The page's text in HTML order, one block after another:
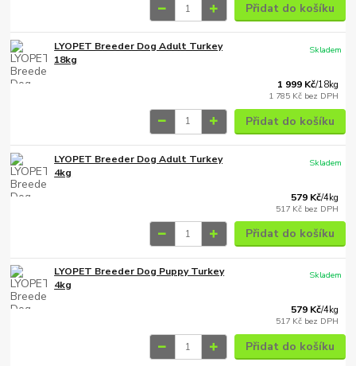
Přidat do košíku
LYOPET Breeder Dog Adult Turkey
18kg
1 999 Kč/18kg
1 785 Kč bez DPH
Skladem
Přidat do košíku
LYOPET Breeder Dog Adult Turkey
4kg
579 Kč/4kg
517 Kč bez DPH
Skladem
Přidat do košíku
LYOPET Breeder Dog Puppy Turkey
4kg
579 Kč/4kg
517 Kč bez DPH
Skladem
Přidat do košíku